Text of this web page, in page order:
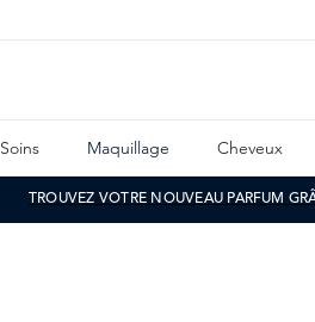
Soins Maquillage Cheveux
TROUVEZ VOTRE NOUVEAU PARFUM